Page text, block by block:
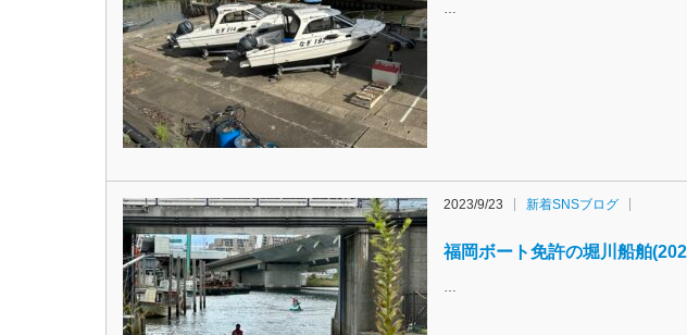
…
2023/9/23 新着SNSブログ
福岡ボート免許の堀川船舶
…